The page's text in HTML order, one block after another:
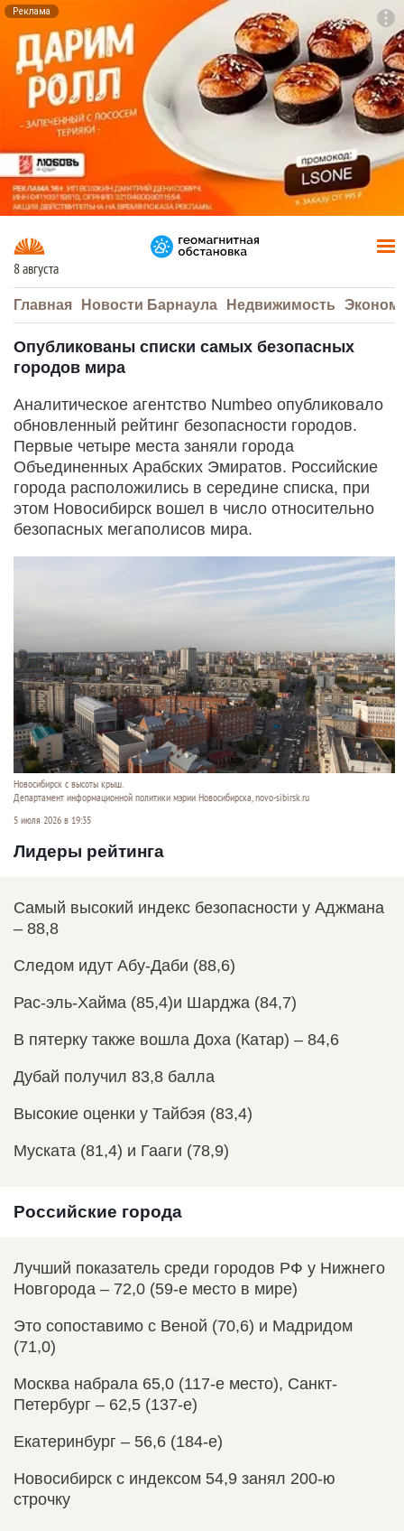
Реклама
8 августа
Главная Новости Барнаула Недвижимость
Опубликованы списки самых безопасных
городов мира
Аналитическое агентство Numbeo опубликовало
обновленный рейтинг безопасности городов.
Первые четыре места заняли города
Объединенных Арабских Эмиратов. Российские
города расположились в середине списка, при
этом Новосибирск вошел в число относительно
безопасных мегаполисов мира.
Новосибирск с высоты крыш.
Департамент информационной политики мэрии Новосибирска, novo-sibirsk.ru
5 июля 2026 в 19:35
Лидеры рейтинга
Самый высокий индекс безопасности у Аджмана
– 88,8
Следом идут Абу-Даби (88,6)
Рас-эль-Хайма (85,4)и Шарджа (84,7)
В пятерку также вошла Доха (Катар) – 84,6
Дубай получил 83,8 балла
Высокие оценки у Тайбэя (83,4)
Муската (81,4) и Гааги (78,9)
Российские города
Лучший показатель среди городов РФ у Нижнего
Новгорода – 72,0 (59-е место в мире)
Это сопоставимо с Веной (70,6) и Мадридом
(71,0)
Москва набрала 65,0 (117-е место), Санкт-
Петербург – 62,5 (137-е)
Екатеринбург – 56,6 (184-е)
Новосибирск с индексом 54,9 занял 200-ю
строчку